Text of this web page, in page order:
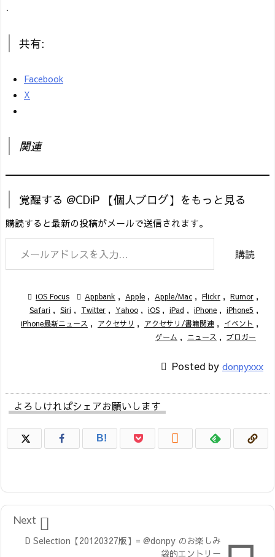
.
共有:
Facebook
X
関連
覚醒する @CDiP 【個人ブログ】をもっと見る
購読すると最新の投稿がメールで送信されます。
メールアドレスを入力...
購読
 iOS Focus  Appbank , Apple , Apple/Mac , Flickr , Rumor ,
Safari , Siri , Twitter , Yahoo , iOS , iPad , iPhone , iPhone5 ,
iPhone最新ニュース , アクセサリ , アクセサリ/書籍関連 , イベント ,
ゲーム , ニュース , ブロガー
 Posted by donpyxxx
よろしければシェアお願いします
B! 
D Selection【20120327版】= @donpy のお楽しみ
袋的エントリー

Next